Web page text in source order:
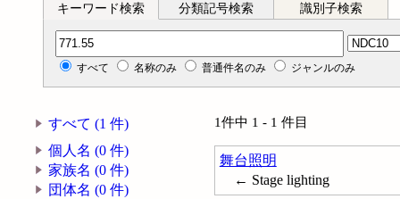
キーワード検索 分類記号検索 識別子検索
分類記号検索
すべて 名称のみ 普通件名のみ ジャンルのみ
すべて (1 件)
個人名 (0 件)
家族名 (0 件)
団体名 (0 件)
1件中 1 - 1 件目
舞台照明
← Stage lighting